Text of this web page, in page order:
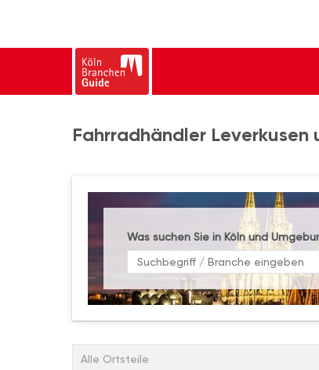
Fahrradhändler Leverkusen
Was suchen Sie in Köln und
Alle Ortsteile